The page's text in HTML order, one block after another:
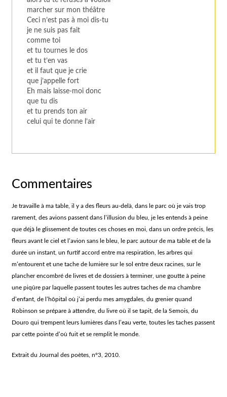
marcher sur mon théâtre
Ceci n’est pas à moi dis-tu
je ne suis pas fait
comme toi
et tu tournes le dos
et tu t’en vas
et il faut que je crie
que j’appelle fort
Eh mais laisse-moi donc
que tu dis
et tu prends ton air
celui qui te donne l’air
Commentaires
Je travaille à ma table, il y a des fleurs au-delà, dans le parc où je vais trop
rarement, des avions passent dans l’illusion du bleu, je les entends à peine
que déjà le glissement de toutes ces choses en moi, dans un ordre précis, les
fleurs avant le ciel et l’avion sans le bleu, le parc autour de ma table et de la
durée un instant, un furtif accord entre ma respiration, les arbres qui
m’entourent et une tache de lumière sur le sol entre deux racines, sur le
plancher encombré de livres et de dossiers à terminer, une goutte à peine
une piqûre par laquelle passent toutes les autres taches de ma chambre
d’enfant, de l’hôpital où j’ai perdu mes amygdales, du grenier quand
Robinson se prépare à attendre, du livre où il se tapit, de la Semois, du
Douro qui trempent leurs lumières dans l’eau verte, toutes les taches passent
par cette pointe d’où fuit et se remplit le monde.
Extrait du Journal des poètes, n°3, 2010.